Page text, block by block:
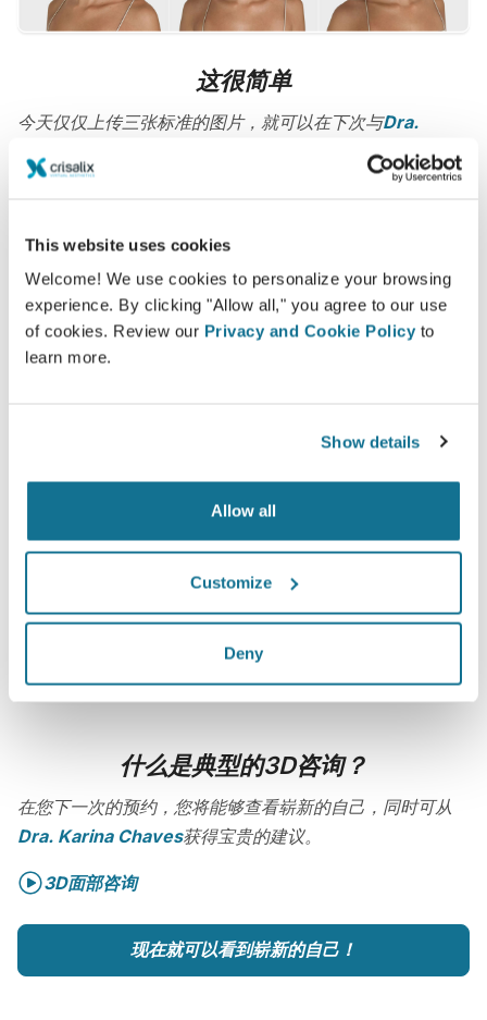
This website uses cookies
Welcome! We use cookies to personalize your browsing
experience. By clicking "Allow all," you agree to our use
of cookies. Review our Privacy and Cookie Policy to
learn more.
Show details
Allow all
Customize
Deny
这很简单
今天仅仅上传三张标准的图片，就可以在下次与Dra.
Karina Chaves
的预约当中，观看3D模拟仿真。在咨询之
前，您就可以设想您目前的3D身体或者脸庞。咨询之后，
友们，并且做出更加明智的决定。
现在就可以看到崭新的自己！
什么是典型的3D咨询？
在您下一次的预约，您将能够查看崭新的自己，同时可从
Dra. Karina Chaves获得宝贵的建议。
3D面部咨询
现在就可以看到崭新的自己！